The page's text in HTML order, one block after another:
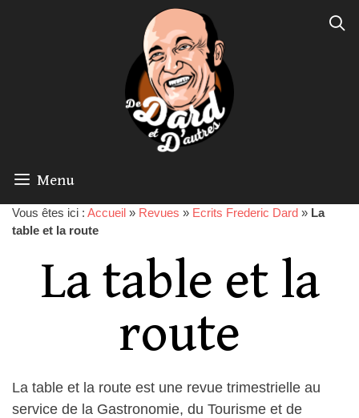
Menu
Vous êtes ici : Accueil » Revues » Ecrits Frederic Dard » La
table et la route
La table et la
route
La table et la route est une revue trimestrielle au
service de la Gastronomie, du Tourisme et de